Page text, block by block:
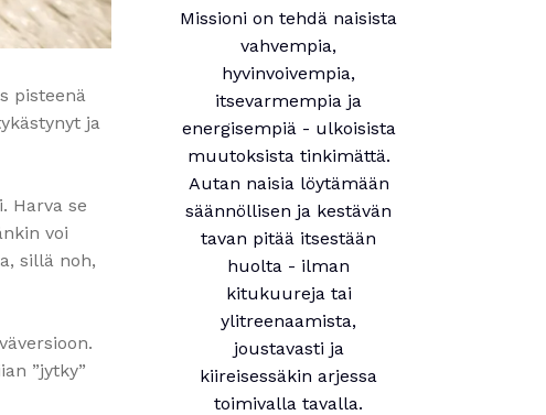
pisteenä
ja
Harva se
voi
sillä noh,
”jytky”
Missioni on tehdä naisista
vahvempia,
hyvinvoivempia,
itsevarmempia ja
energisempiä - ulkoisista
muutoksista tinkimättä.
Autan naisia löytämään
säännöllisen ja kestävän
tavan pitää itsestään
huolta - ilman
kitukuureja tai
ylitreenaamista,
joustavasti ja
kiireisessäkin arjessa
toimivalla tavalla.